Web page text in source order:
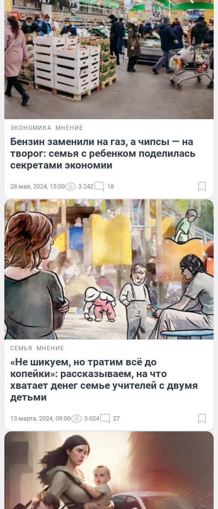
ЭКОНОМИКА МНЕНИЕ
Бензин заменили на газ, а чипсы — на
творог: семья с ребенком поделилась
секретами экономии
28 мая, 2024, 15:00 3 242 18
СЕМЬЯ МНЕНИЕ
«Не шикуем, но тратим всё до
копейки»: рассказываем, на что
хватает денег семье учителей с двумя
детьми
13 марта, 2024, 09:00 3 024 27